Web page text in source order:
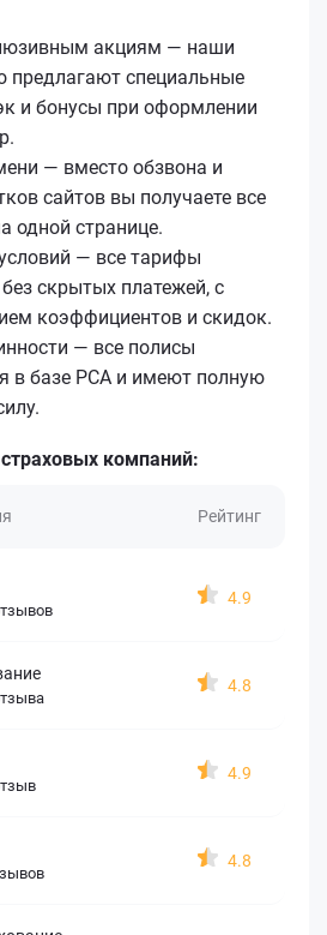
акциям — наши
предлагают специальные
и бонусы при оформлении
— вместо обзвона и
сайтов вы получаете все
одной странице.
— все тарифы
скрытых платежей, с
коэффициентов и скидок.
— все полисы
в базе РСА и имеют полную
компаний:
Рейтинг
4.9
4.8
4.9
4.8